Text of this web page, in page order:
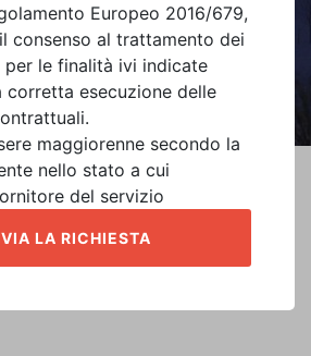
Europeo 2016/679,
consenso al trattamento dei
per le finalità ivi indicate
corretta esecuzione delle
maggiorenne secondo la
nello stato a cui
del servizio